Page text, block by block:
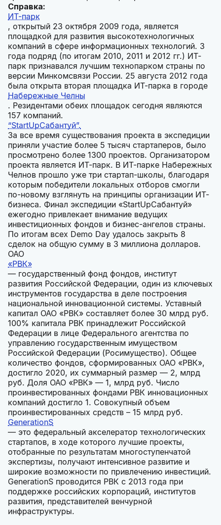
Справка:
ИТ-парк
, открытый 23 октября 2009 года, является
площадкой для развития высокотехнологичных
компаний в сфере информационных технологий. 3
года подряд (по итогам 2010, 2011 и 2012 гг.) ИТ-
парк признавался лучшим технопарком страны по
версии Минкомсвязи России. 25 августа 2012 года
была открыта вторая площадка ИТ-парка в городе
Набережные Челны
. Резидентами обеих площадок сегодня являются
157 компаний.
“StartUpСабантуй”.
За все время существования проекта в экспедиции
приняли участие более 5 тысяч стартаперов, было
просмотрено более 1300 проектов. Организатором
проекта является ИТ-парк. В ИТ-парке Набережных
Челнов прошло уже три стартап-школы, благодаря
которым победители локальных отборов смогли
по-новому взглянуть на принципы организации ИТ-
бизнеса. Финал экспедиции «StartUpСабантуй»
ежегодно привлекает внимание ведущих
инвестиционных фондов и бизнес-ангелов страны.
По итогам всех Demo Day удалось закрыть 8
сделок на общую сумму в 3 миллиона долларов.
ОАО
«РВК»
— государственный фонд фондов, институт
развития Российской Федерации, один из ключевых
инструментов государства в деле построения
национальной инновационной системы. Уставный
капитал ОАО «РВК» составляет более 30 млрд руб.
100% капитала РВК принадлежит Российской
Федерации в лице Федерального агентства по
управлению государственным имуществом
Российской Федерации (Росимущество). Общее
количество фондов, сформированных ОАО «РВК»,
достигло 2020, их суммарный размер — 2, млрд
руб. Доля ОАО «РВК» — 1, млрд руб. Число
проинвестированных фондами РВК инновационных
компаний достигло 1. Совокупный объем
проинвестированных средств – 15 млрд руб.
GenerationS
— это федеральный акселератор технологических
стартапов, в ходе которого лучшие проекты,
отобранные по результатам многоступенчатой
экспертизы, получают интенсивное развитие и
широкие возможности по привлечению инвестиций.
GenerationS проводится РВК с 2013 года при
поддержке российских корпораций, институтов
развития, представителей венчурной
инфраструктуры.